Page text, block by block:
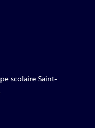
scolaire Saint-